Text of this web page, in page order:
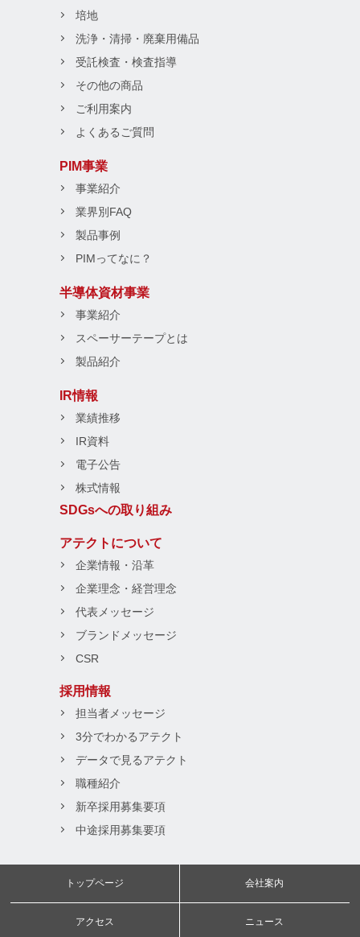
培地
洗浄・清掃・廃棄用備品
受託検査・検査指導
その他の商品
ご利用案内
よくあるご質問
PIM事業
事業紹介
業界別FAQ
製品事例
PIMってなに？
半導体資材事業
事業紹介
スペーサーテープとは
製品紹介
IR情報
業績推移
IR資料
電子公告
株式情報
SDGsへの取り組み
アテクトについて
企業情報・沿革
企業理念・経営理念
代表メッセージ
ブランドメッセージ
CSR
採用情報
担当者メッセージ
3分でわかるアテクト
データで見るアテクト
職種紹介
新卒採用募集要項
中途採用募集要項
トップページ 会社案内
アクセス ニュース